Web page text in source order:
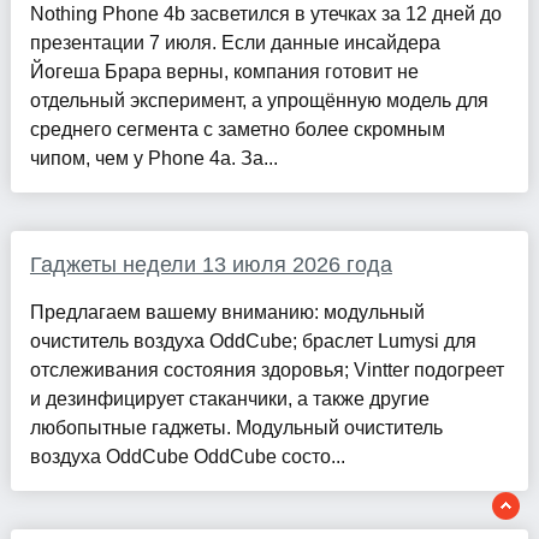
Nothing Phone 4b засветился в утечках за 12 дней до
презентации 7 июля. Если данные инсайдера
Йогеша Брара верны, компания готовит не
отдельный эксперимент, а упрощённую модель для
среднего сегмента с заметно более скромным
чипом, чем у Phone 4a. За...
Гаджеты недели 13 июля 2026 года
Предлагаем вашему вниманию: модульный
очиститель воздуха OddCube; браслет Lumysi для
отслеживания состояния здоровья; Vintter подогреет
и дезинфицирует стаканчики, а также другие
любопытные гаджеты. Модульный очиститель
воздуха OddCube OddCube состо...